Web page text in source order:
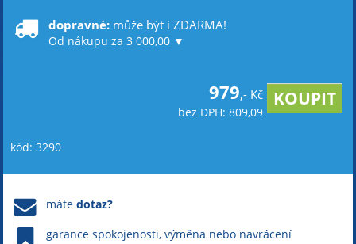
dopravné: může být i ZDARMA!
Od nákupu za 3 000,00 ▼
979,- Kč
bez DPH: 809,09
kód: 3290
mátedotaz?
garance spokojenosti, výměna nebo navrácení